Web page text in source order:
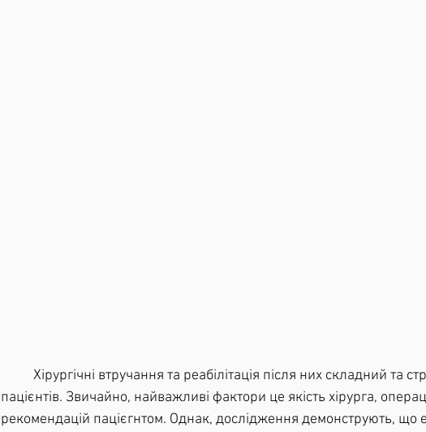
пацієнтів. Звичайно, найважливі фактори це якість хірурга,
рекомендацій пацієгнтом. Однак, дослідження демонструють, що